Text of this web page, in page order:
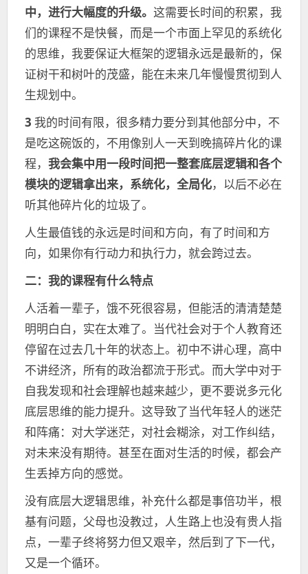
中，进行大幅度的升级。 这需要长时间的积累，我
们的课程不是快餐，而是一个市面上罕见的系统化
的思维，我要保证大框架的逻辑永远是最新的，保
证树干和树叶的茂盛，能在未来几年慢慢贯彻到人
生规划中。
3 我的时间有限，很多精力要分到其他部分中，不
是吃这碗饭的，不用像别人一天到晚搞碎片化的课
程， 我会集中用一段时间把一整套底层逻辑和各个
模块的逻辑拿出来，系统化，全局化，以后不必在
听其他碎片化的垃圾了。
人生最值钱的永远是时间和方向，有了时间和方
向，如果你有行动力和执行力，就会跨过去。
二： 我的课程有什么特点
人活着一辈子，饿不死很容易，但能活的清清楚楚
明明白白，实在太难了。当代社会对于个人教育还
停留在过去几十年的状态上。初中不讲心理，高中
不讲经济，所有的政治都流于形式。而大学中对于
自我发现和社会理解也越来越少，更不要说多元化
底层思维的能力提升。这导致了当代年轻人的迷茫
和阵痛：对大学迷茫，对社会糊涂，对工作纠结，
对未来没有期待。甚至在面对生活的时候，都会产
生丢掉方向的感觉。
没有底层大逻辑思维，补充什么都是事倍功半，根
基有问题，父母也没教过，人生路上也没有贵人指
点，一辈子终将努力但又艰辛，然后到了下一代，
又是一个循环。